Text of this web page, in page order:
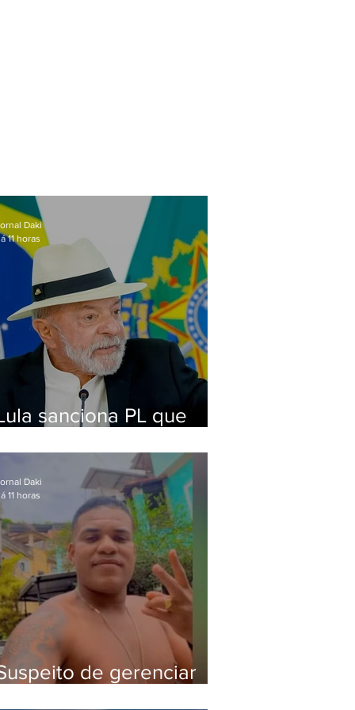
sanciona PL que
contra crianças
Daki
11 horas
de gerenciar
Daki
11 horas